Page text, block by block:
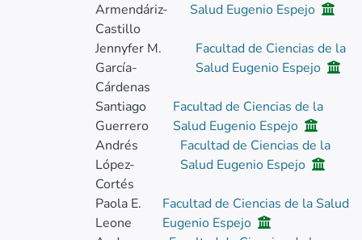
Armendáriz-
Castillo
Salud Eugenio Espejo
Jennyfer M.
García-
Cárdenas
Facultad de Ciencias de la
Salud Eugenio Espejo
Santiago
Guerrero
Facultad de Ciencias de la
Salud Eugenio Espejo
Andrés
López-
Cortés
Facultad de Ciencias de la
Salud Eugenio Espejo
Paola E.
Leone
Facultad de Ciencias de la Salud
Eugenio Espejo